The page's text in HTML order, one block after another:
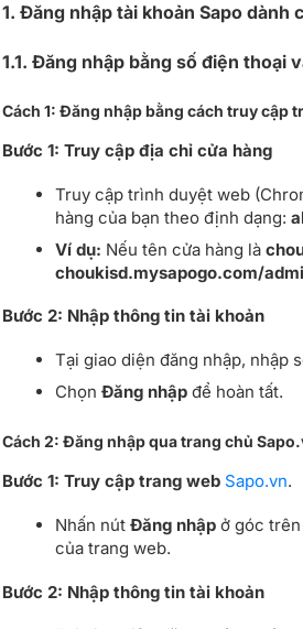
1. Đăng nhập tài khoản Sapo dành
1.1. Đăng nhập bằng số điện thoại
Cách 1: Đăng nhập bằng cách truy cập
Bước 1: Truy cập địa chỉ cửa hàng
Truy cập trình duyệt web
hàng của bạn theo định dạng:
Ví dụ: Nếu tên cửa hàng là
choukisd.mysapogo.com/
Bước 2: Nhập thông tin tài khoản
Tại giao diện đăng nhập, nhập
Chọn Đăng nhập để hoàn tất.
Cách 2: Đăng nhập qua trang chủ
Bước 1: Truy cập trang web Sapo.vn.
Nhấn nút Đăng nhập ở góc
của trang web.
Bước 2: Nhập thông tin tài khoản